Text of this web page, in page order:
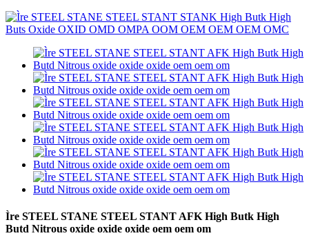
Ìre STEEL STANE STEEL STANT AFK High Butk High
Butd Nitrous oxide oxide oxide oem oem om